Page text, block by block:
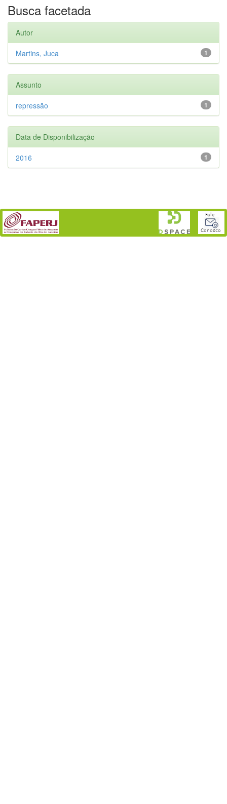
Busca facetada
Autor
1
Martins, Juca
Assunto
1
repressão
Data de Disponibilização
1
2016